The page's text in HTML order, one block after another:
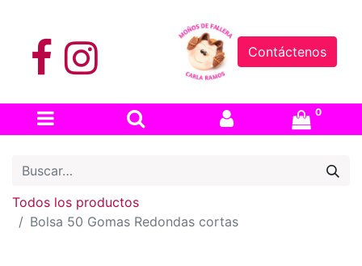
Contáctenos
0
Todos los productos
Bolsa 50 Gomas Redondas cortas